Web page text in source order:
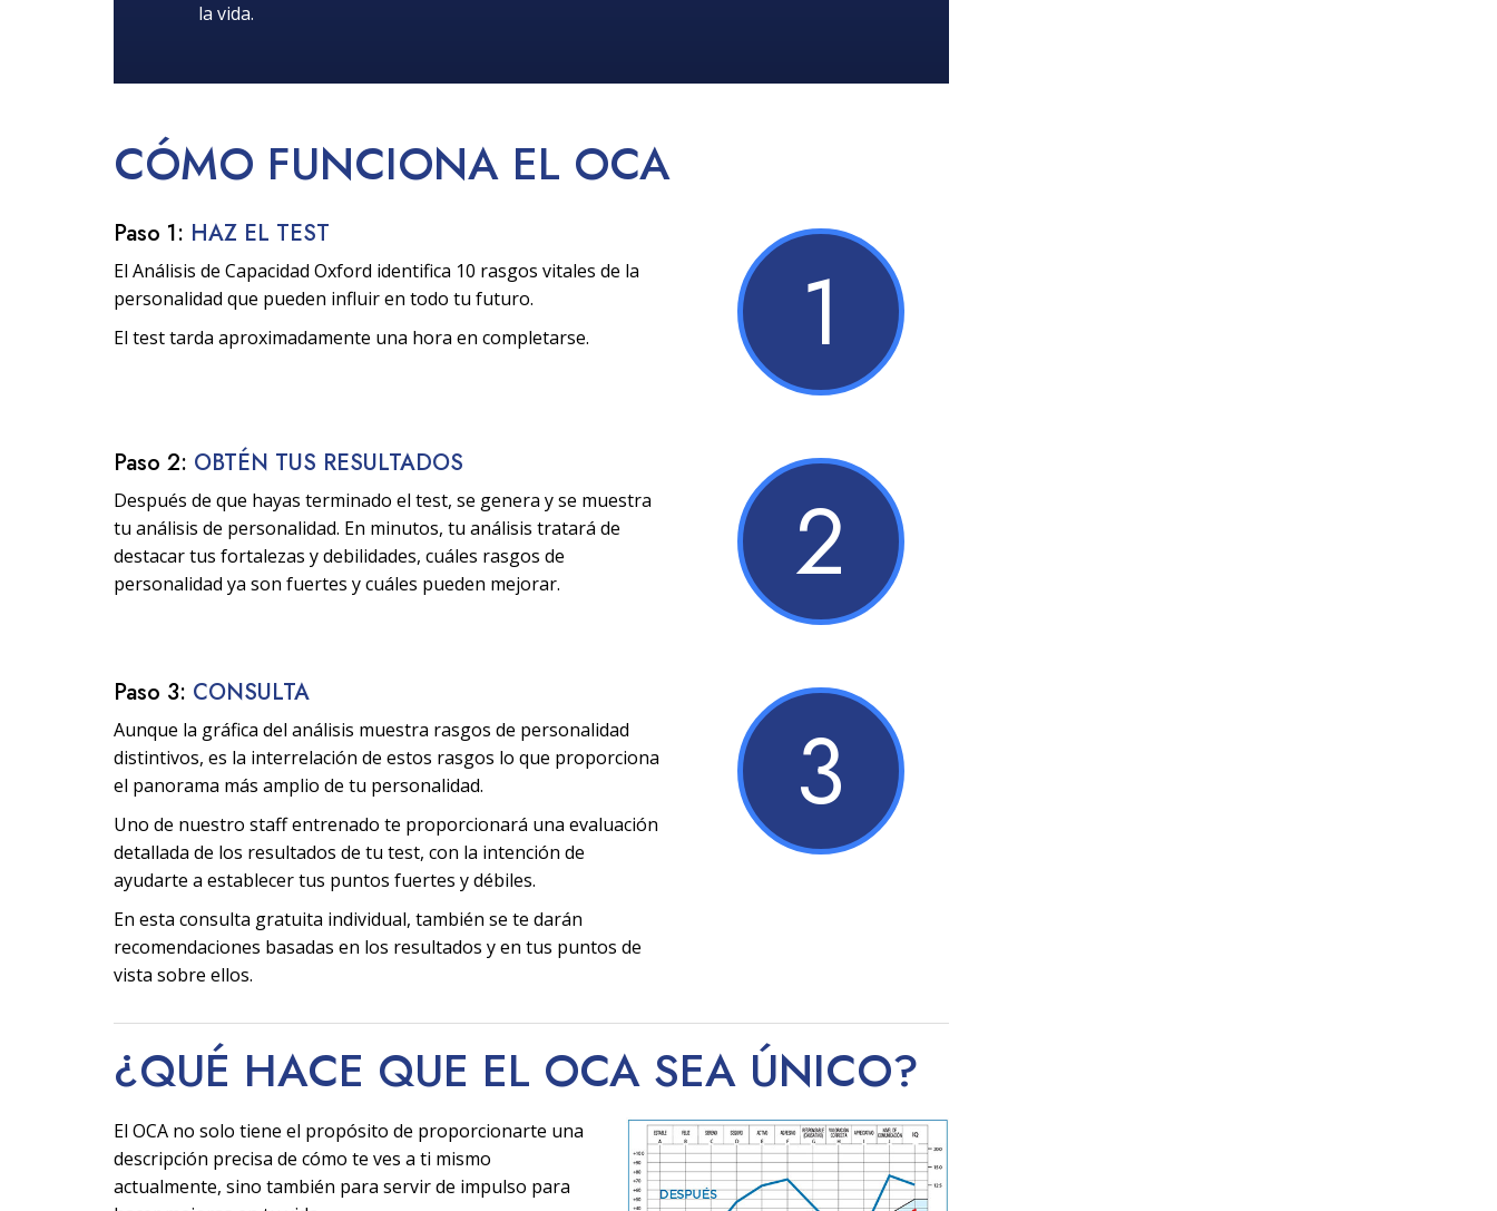
la vida.
CÓMO FUNCIONA EL OCA
Paso 1: HAZ EL TEST
El Análisis de Capacidad Oxford identifica 10 rasgos vitales de la
personalidad que pueden influir en todo tu futuro.
El test tarda aproximadamente una hora en completarse.
1
Paso 2: OBTÉN TUS RESULTADOS
Después de que hayas terminado el test, se genera y se muestra
tu análisis de personalidad. En minutos, tu análisis tratará de
destacar tus fortalezas y debilidades, cuáles rasgos de
personalidad ya son fuertes y cuáles pueden mejorar.
2
Paso 3: CONSULTA
Aunque la gráfica del análisis muestra rasgos de personalidad
distintivos, es la interrelación de estos rasgos lo que proporciona
el panorama más amplio de tu personalidad.
Uno de nuestro staff entrenado te proporcionará una evaluación
detallada de los resultados de tu test, con la intención de
ayudarte a establecer tus puntos fuertes y débiles.
En esta consulta gratuita individual, también se te darán
recomendaciones basadas en los resultados y en tus puntos de
vista sobre ellos.
3
¿QUÉ HACE QUE EL OCA SEA ÚNICO?
El OCA no solo tiene el propósito de proporcionarte una
descripción precisa de cómo te ves a ti mismo
actualmente, sino también para servir de impulso para